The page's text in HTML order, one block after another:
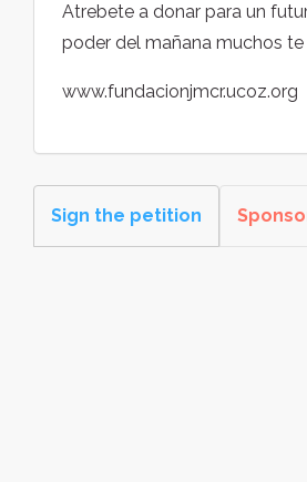
Atrebete a donar para un
poder del mañana muchos te
www.fundacionjmcr.ucoz.org
Sign the petition